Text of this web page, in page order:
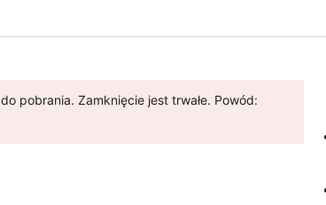
pobrania. Zamknięcie jest trwałe. Powód: